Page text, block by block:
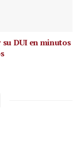
DUI en minutos